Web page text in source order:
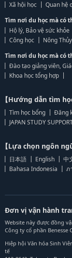
Xã hội học
Quan hệ
Tìm nơi du học mà có
Hộ lý, Bảo vệ sức khỏe
Công học
Nông
Tìm nơi du học mà có
Đào tạo giảng viên,
Khoa học tổng hợp
【Hướng dẫn tìm
Tìm học bổng
Đăng
JAPAN STUDY
【Lựa chọn ngôn ngữ
日本語 English 中
Bahasa Indonesia
ภ
Đơn vị vận hành
Website này được đồng
Công ty cổ phần Benesse
Hiệp hội Văn hóa Sinh
tế